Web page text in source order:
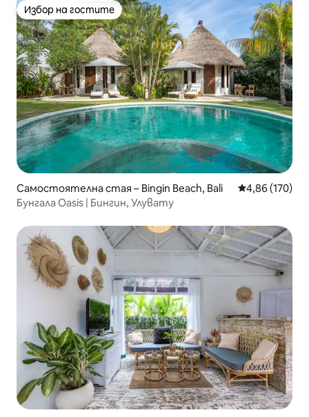
Избор на гостите
Избор на гостите
Самостоятелна стая – Bingin Beach, Bali Средна
4,86 (170)
Бунгала Oasis | Бингин, Улувату